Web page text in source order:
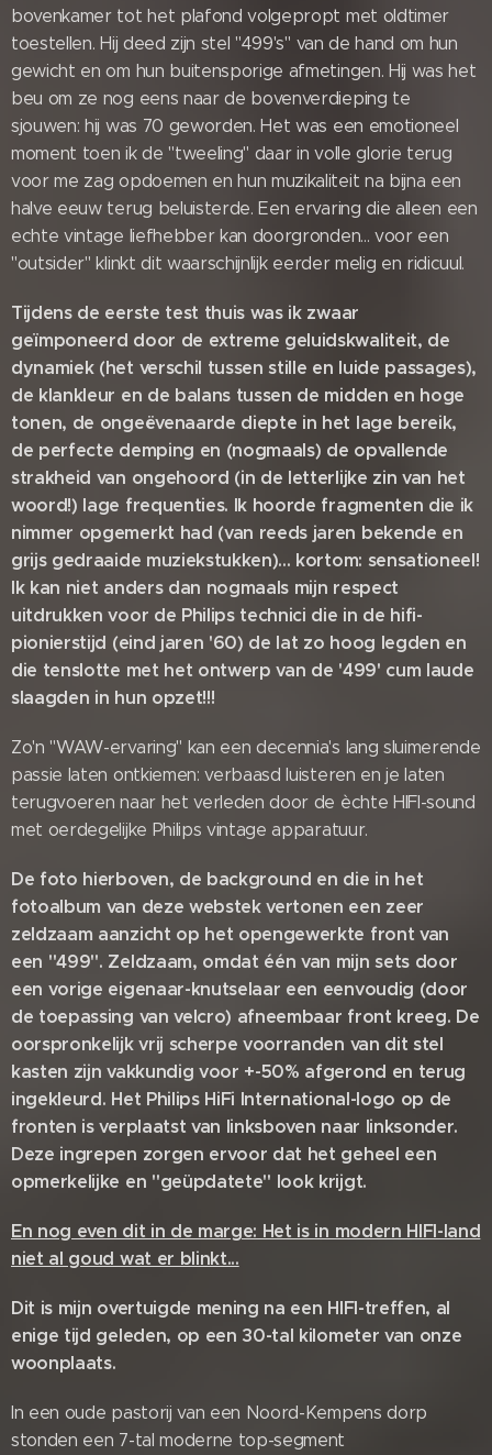
bovenkamer tot het plafond volgepropt met oldtimer
toestellen. Hij deed zijn stel "499's" van de hand om hun
gewicht en om hun buitensporige afmetingen. Hij was het
beu om ze nog eens naar de bovenverdieping te
sjouwen: hij was 70 geworden. Het was een emotioneel
moment toen ik de "tweeling" daar in volle glorie terug
voor me zag opdoemen en hun muzikaliteit na bijna een
halve eeuw terug beluisterde. Een ervaring die alleen een
echte vintage liefhebber kan doorgronden... voor een
"outsider" klinkt dit waarschijnlijk eerder melig en ridicuul.
Tijdens de eerste test thuis was ik zwaar
geïmponeerd door de extreme geluidskwaliteit, de
dynamiek (het verschil tussen stille en luide passages),
de klankleur en de balans tussen de midden en hoge
tonen, de ongeëvenaarde diepte in het lage bereik,
de perfecte demping en (nogmaals) de opvallende
strakheid van ongehoord (in de letterlijke zin van het
woord!) lage frequenties. Ik hoorde fragmenten die ik
nimmer opgemerkt had (van reeds jaren bekende en
grijs gedraaide muziekstukken)... kortom: sensationeel!
Ik kan niet anders dan nogmaals mijn respect
uitdrukken voor de Philips technici die in de hifi-
pionierstijd (eind jaren '60) de lat zo hoog legden en
die tenslotte met het ontwerp van de '499' cum laude
slaagden in hun opzet!!!
Zo'n "WAW-ervaring" kan een decennia's lang sluimerende
passie laten ontkiemen: verbaasd luisteren en je laten
terugvoeren naar het verleden door de èchte HIFI-sound
met oerdegelijke Philips vintage apparatuur.
De foto hierboven, de background en die in het
fotoalbum van deze webstek vertonen een zeer
zeldzaam aanzicht op het opengewerkte front van
een "499". Zeldzaam, omdat één van mijn sets door
een vorige eigenaar-knutselaar een eenvoudig (door
de toepassing van velcro) afneembaar front kreeg. De
oorspronkelijk vrij scherpe voorranden van dit stel
kasten zijn vakkundig voor +-50% afgerond en terug
ingekleurd. Het Philips HiFi International-logo op de
fronten is verplaatst van linksboven naar linksonder.
Deze ingrepen zorgen ervoor dat het geheel een
opmerkelijke en "geüpdatete" look krijgt.
En nog even dit in de marge: Het is in modern HIFI-land
niet al goud wat er blinkt...
Dit is mijn overtuigde mening na een HIFI-treffen, al
enige tijd geleden, op een 30-tal kilometer van onze
woonplaats.
In een oude pastorij van een Noord-Kempens dorp
stonden een 7-tal moderne top-segment